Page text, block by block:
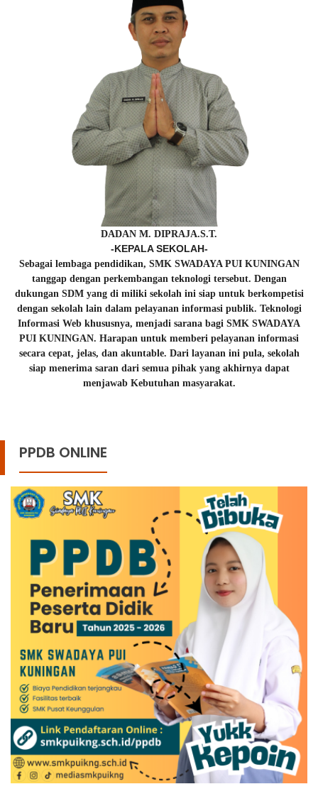
DADAN M. DIPRAJA.S.T.
-KEPALA SEKOLAH-
Sebagai lembaga pendidikan, SMK SWADAYA PUI KUNINGAN
tanggap dengan perkembangan teknologi tersebut. Dengan
dukungan SDM yang di miliki sekolah ini siap untuk berkompetisi
dengan sekolah lain dalam pelayanan informasi publik. Teknologi
Informasi Web khususnya, menjadi sarana bagi SMK SWADAYA
PUI KUNINGAN. Harapan untuk memberi pelayanan informasi
secara cepat, jelas, dan akuntable. Dari layanan ini pula, sekolah
siap menerima saran dari semua pihak yang akhirnya dapat
menjawab Kebutuhan masyarakat.
PPDB ONLINE